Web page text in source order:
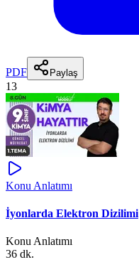
PDF Paylaş
13
Konu Anlatımı
İyonlarda Elektron Dizilimi
Konu Anlatımı
36 dk.